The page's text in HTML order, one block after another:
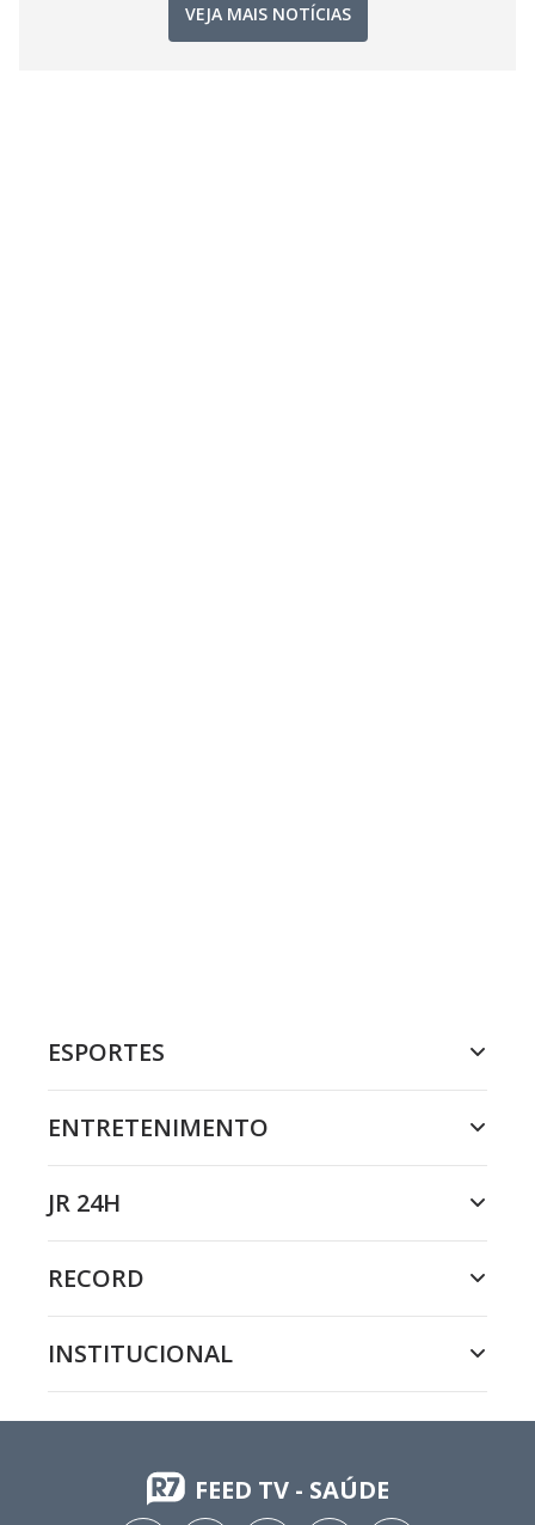
VEJA MAIS NOTÍCIAS
ESPORTES
ENTRETENIMENTO
JR 24H
RECORD
INSTITUCIONAL
FEED TV - SAÚDE